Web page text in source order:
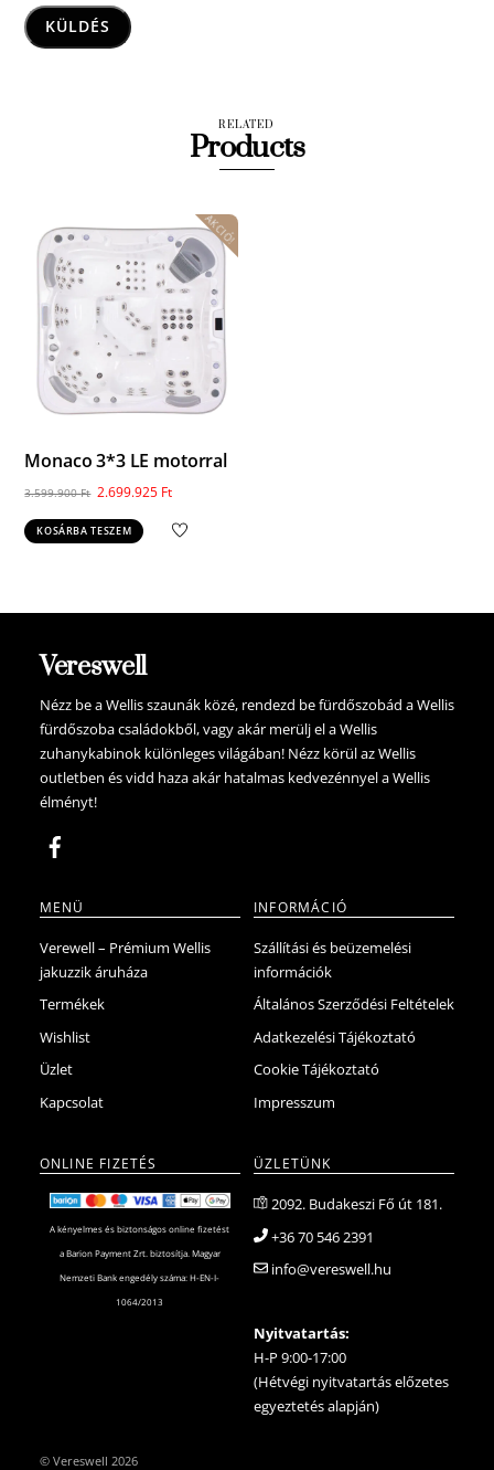
RELATED
Products
AKCIÓ!
Monaco 3*3 LE motorral
3.599.900Ft Original
price
was:
2.699.925 FtCurrent
is:
KOSÁRBA TESZEM
Vereswell
Nézz be a Wellis szaunák közé, rendezd be fürdőszobád a Wellis
fürdőszoba családokből, vagy akár merülj el a Wellis
zuhanykabinok különleges világában! Nézz körül az Wellis
outletben és vidd haza akár hatalmas kedvezénnyel a Wellis
élményt!
MENÜ
Verewell – Prémium Wellis
jakuzzik áruháza
Termékek
Wishlist
Üzlet
Kapcsolat
INFORMÁCIÓ
Szállítási és beüzemelési
információk
Általános Szerződési Feltételek
Adatkezelési Tájékoztató
Cookie Tájékoztató
Impresszum
ONLINE FIZETÉS
A kényelmes és biztonságos online fizetést
a Barion Payment Zrt. biztosítja. Magyar
Nemzeti Bank engedély száma: H-EN-I-
1064/2013
ÜZLETÜNK
2092. Budakeszi Fő út 181.
+36 70 546 2391
info@vereswell.hu
Nyitvatartás:
H-P 9:00-17:00
(Hétvégi nyitvatartás előzetes
egyeztetés alapján)
© Vereswell 2026